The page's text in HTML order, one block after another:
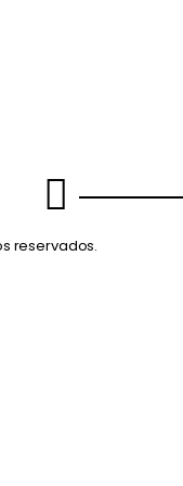
reservados.